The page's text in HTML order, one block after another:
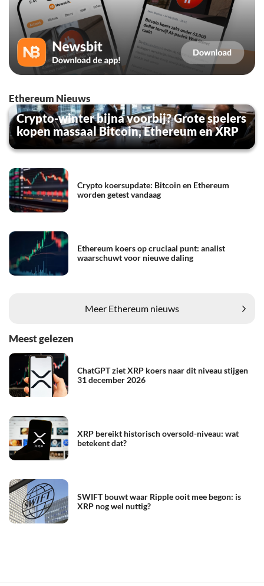
Ethereum Nieuws
Crypto-winter bijna voorbij? Grote spelers
kopen massaal Bitcoin, Ethereum en XRP
Crypto koersupdate: Bitcoin en Ethereum
worden getest vandaag
Ethereum koers op cruciaal punt: analist
waarschuwt voor nieuwe daling
Meer Ethereum nieuws
Meest gelezen
ChatGPT ziet XRP koers naar dit niveau stijgen
31 december 2026
XRP bereikt historisch oversold-niveau: wat
betekent dat?
SWIFT bouwt waar Ripple ooit mee begon: is
XRP nog wel nuttig?